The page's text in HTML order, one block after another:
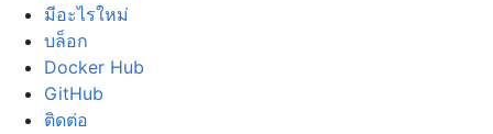
มีอะไรใหม่
บล็อก
Docker Hub
GitHub
ติดต่อ